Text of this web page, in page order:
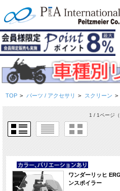
TOP > パーツ / アクセサリ > スクリーン >
1 / 1ページ
NEW
ワンダーリッヒ
ンスポイラー